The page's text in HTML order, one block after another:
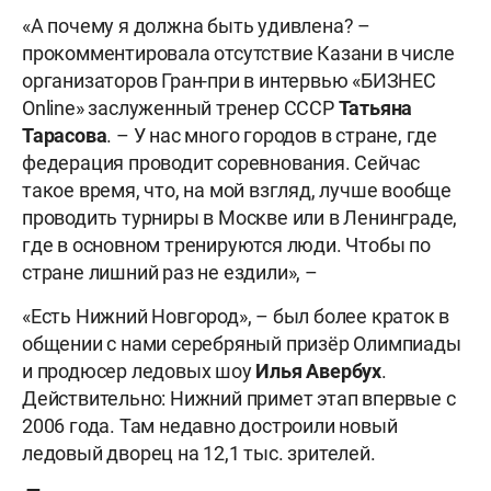
«А почему я должна быть удивлена? –
прокомментировала отсутствие Казани в числе
организаторов Гран-при в интервью «БИЗНЕС
Online» заслуженный тренер СССРТатьяна
Тарасова. – У нас много городов в стране, где
федерация проводит соревнования. Сейчас
такое время, что, на мой взгляд, лучше вообще
проводить турниры в Москве или в Ленинграде,
где в основном тренируются люди. Чтобы по
стране лишний раз не ездили», –
«Есть Нижний Новгород», – был более краток в
общении с нами серебряный призёр Олимпиады
и продюсер ледовых шоуИлья Авербух.
Действительно: Нижний примет этап впервые с
2006 года. Там недавно достроили новый
ледовый дворец на 12,1 тыс. зрителей.